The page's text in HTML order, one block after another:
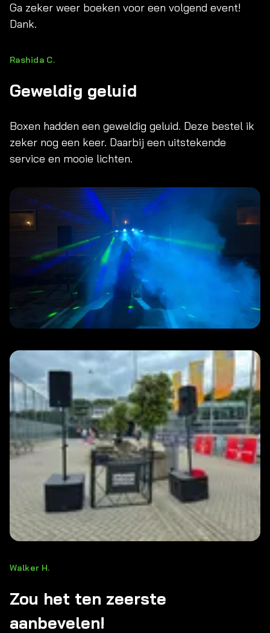
Ga zeker weer boeken voor een volgend event!
Dank.
Rashida C.
Geweldig geluid
Boxen hadden een geweldig geluid. Deze bestel ik
zeker nog een keer. Daarbij een uitstekende
service en mooie lichten.
Walker H.
Zou het ten zeerste
aanbevelen!